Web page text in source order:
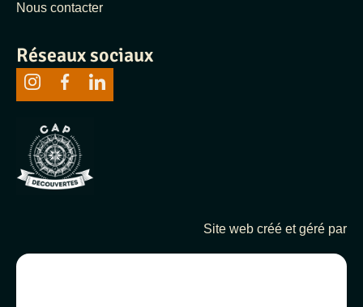
Nous contacter
Réseaux sociaux
Site web créé et géré par